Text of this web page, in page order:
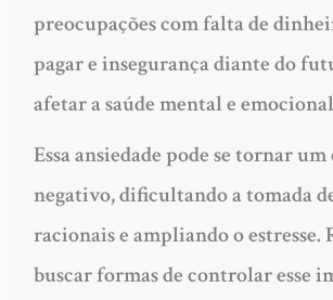
preocupações com falta de
pagar e insegurança diante do
afetar a saúde mental e
Essa ansiedade pode se tornar
negativo, dificultando a tomada
racionais e ampliando o estresse.
buscar formas de controlar esse